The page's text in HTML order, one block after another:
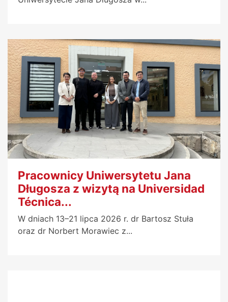
Pracownicy Uniwersytetu Jana
Długosza z wizytą na Universidad
Técnica...
W dniach 13–21 lipca 2026 r. dr Bartosz Stuła
oraz dr Norbert Morawiec z...